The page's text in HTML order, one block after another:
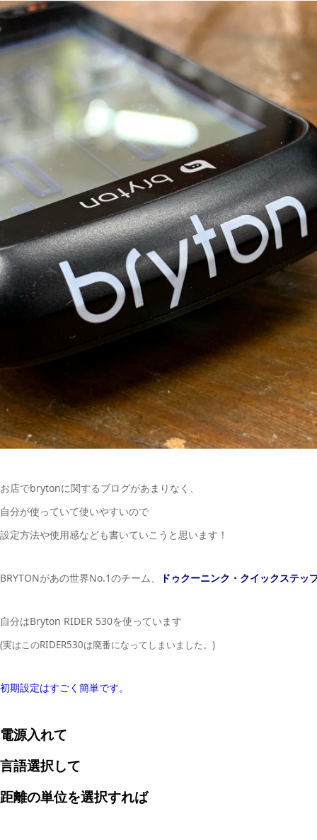
お店でbrytonに関するブログがあまりなく、
自分が使っていて使いやすいので
設定方法や使用感なども書いていこうと思います！
BRYTONがあの世界No.1のチーム、 ドゥクーニンク・クイックステッ
自分はBryton RIDER 530を使っています
(実はこのRIDER530は廃番になってしまいました。)
初期設定はすごく簡単です。
電源入れて
言語選択して
距離の単位を選択すれば